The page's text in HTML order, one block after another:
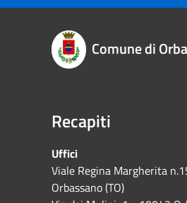
Comune di
Recapiti
Uffici
Viale Regina Margherita
Orbassano (TO)